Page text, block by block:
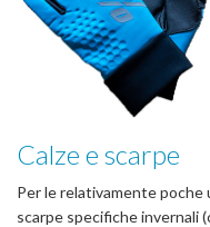
Calze e scarpe
Per le relativamente poche
scarpe specifiche invernali